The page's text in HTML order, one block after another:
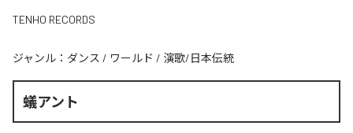
TENHO RECORDS
ジャンル： ダンス / ワールド / 演歌/日本伝統
蟻アント